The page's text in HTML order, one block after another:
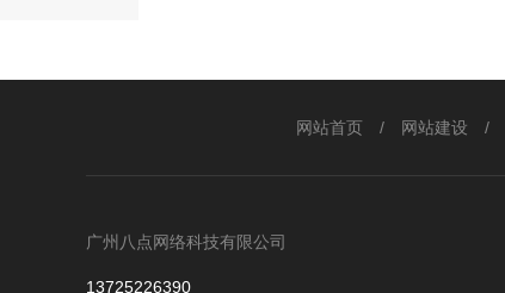
网站首页 / 网站建设 /
广州八点网络科技有限公司
13725226390